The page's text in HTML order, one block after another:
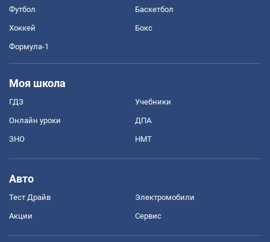
Футбол Баскетбол
Хоккей Бокс
Формула-1
Моя школа
ГДЗ Учебники
Онлайн уроки ДПА
ЗНО НМТ
Авто
Тест Драйв Электромобили
Акции Сервис